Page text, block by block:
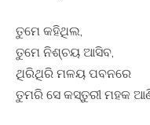
ତୁମେ କହିଥିଲ,
ତୁମେ ନିଶ୍ଚୟ ଆସିବ,
ଥିରିଥିରି ମଳୟ ପବନରେ
ତୁମରି ସେ କସ୍ତୁରୀ ମହକ